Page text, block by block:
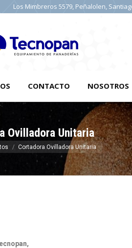
Los Mimbreros 5579, Peñalolen,
CONTACTO NOSOTROS
Ovilladora Unitaria
Cortadora Ovilladora Unitaria
INICIO